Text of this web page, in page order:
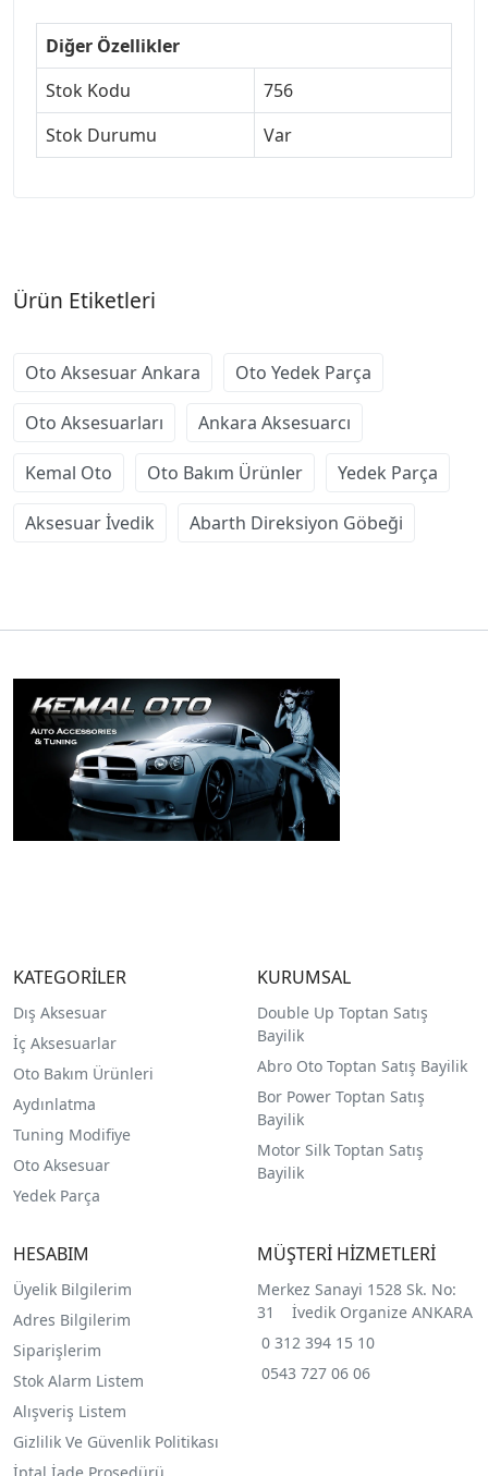
Diğer Özellikler
Stok Kodu
756
Stok Durumu
Var
Ürün Etiketleri
Oto Aksesuar Ankara Oto Yedek Parça
Oto Aksesuarları Ankara Aksesuarcı
Kemal Oto Oto Bakım Ürünler Yedek Parça
Aksesuar İvedik Abarth Direksiyon Göbeği
KATEGORİLER
Dış Aksesuar
İç Aksesuarlar
Oto Bakım Ürünleri
Aydınlatma
Tuning Modifiye
Oto Aksesuar
Yedek Parça
KURUMSAL
Double Up Toptan Satış
Bayilik
Abro Oto Toptan Satış Bayilik
Bor Power Toptan Satış
Bayilik
Motor Silk Toptan Satış
Bayilik
HESABIM
Üyelik Bilgilerim
Adres Bilgilerim
Siparişlerim
Stok Alarm Listem
Alışveriş Listem
Gizlilik Ve Güvenlik Politikası
MÜŞTERİ HİZMETLERİ
Merkez Sanayi 1528 Sk. No:
31 İvedik Organize ANKARA
0 312 394 15 10
0543 727 06 06